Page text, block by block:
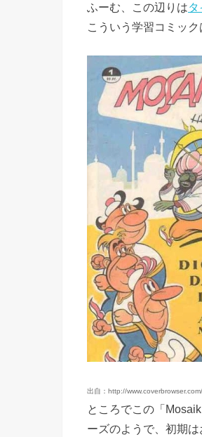
ふーむ、この辺りは
こういう学習コミッ
出自：http://www.coverbrowser.com/
ところでこの「
ーズのようで、初期